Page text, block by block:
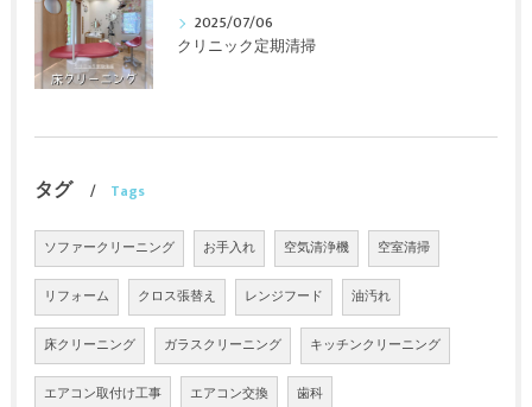
2025/07/06
クリニック定期清掃
タグ Tags
ソファークリーニング お手入れ 空気清浄機 空室清掃
リフォーム クロス張替え レンジフード 油汚れ
床クリーニング ガラスクリーニング キッチンクリーニング
エアコン取付け工事 エアコン交換 歯科